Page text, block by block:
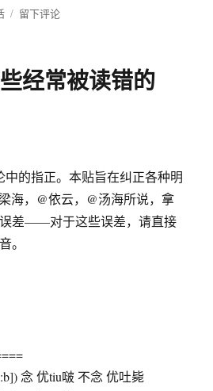
于
文
留下评论
经常被读错的
的指正。本贴旨在纠正各种明
海，@依云，@汤海所说，拿
差——对于这些误差，请直接
。
念 优tiu啵 不念 优吐毙